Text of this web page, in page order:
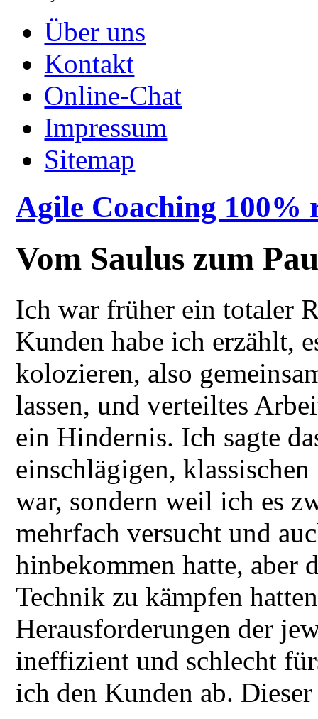
Über uns
Kontakt
Online-Chat
Impressum
Sitemap
Agile Coaching 100%
Vom Saulus zum
Ich war früher ein totaler
Kunden habe ich erzählt,
kolozieren, also
lassen, und verteiltes
ein Hindernis. Ich sagte
einschlägigen,
war, sondern weil ich es
mehrfach versucht und
hinbekommen hatte, aber
Technik zu kämpfen
Herausforderungen der
ineffizient und schlecht
ich den Kunden ab.